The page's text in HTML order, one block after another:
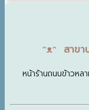
ᵔᴥᵔ สาข
หน้าร้านถนนข้าวห